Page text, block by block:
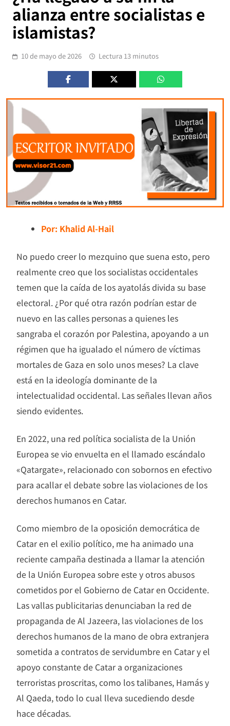
alianza entre socialistas e
islamistas?
10 de mayo de 2026 Lectura 13 minutos
Por: Khalid Al-Hail
No puedo creer lo mezquino que suena esto, pero
realmente creo que los socialistas occidentales
temen que la caída de los ayatolás divida su base
electoral. ¿Por qué otra razón podrían estar de
nuevo en las calles personas a quienes les
sangraba el corazón por Palestina, apoyando a un
régimen que ha igualado el número de víctimas
mortales de Gaza en solo unos meses? La clave
está en la ideología dominante de la
intelectualidad occidental. Las señales llevan años
siendo evidentes.
En 2022, una red política socialista de la Unión
Europea se vio envuelta en el llamado escándalo
«Qatargate», relacionado con sobornos en efectivo
para acallar el debate sobre las violaciones de los
derechos humanos en Catar.
Como miembro de la oposición democrática de
Catar en el exilio político, me ha animado una
reciente campaña destinada a llamar la atención
de la Unión Europea sobre este y otros abusos
cometidos por el Gobierno de Catar en Occidente.
Las vallas publicitarias denunciaban la red de
propaganda de Al Jazeera, las violaciones de los
derechos humanos de la mano de obra extranjera
sometida a contratos de servidumbre en Catar y el
apoyo constante de Catar a organizaciones
terroristas proscritas, como los talibanes, Hamás y
Al Qaeda, todo lo cual lleva sucediendo desde
hace décadas.